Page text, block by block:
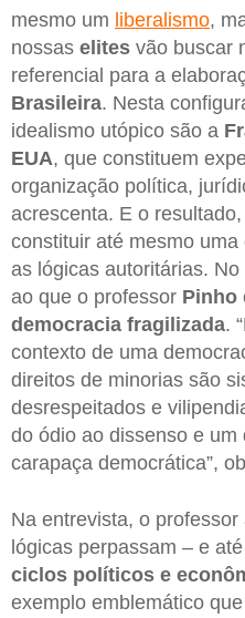
mesmo um liberalismo,
nossas elites vão buscar
referencial para a
Brasileira. Nesta
idealismo utópico são a
EUA, que constituem
organização política,
acrescenta. E o
constituir até mesmo
as lógicas autoritárias.
ao que o professor Pinho
democracia fragilizada.
contexto de uma
direitos de minorias são
desrespeitados e
do ódio ao dissenso e
carapaça democrática”,
Na entrevista, o
lógicas perpassam – e
ciclos políticos e
exemplo emblemático